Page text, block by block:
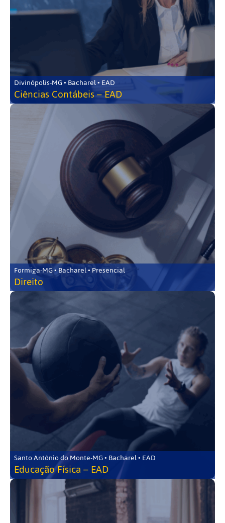
Divinópolis-MG • Bacharel • EAD
Ciências Contábeis – EAD
Formiga-MG • Bacharel • Presencial
Direito
Santo Antônio do Monte-MG • Bacharel • EAD
Educação Física – EAD